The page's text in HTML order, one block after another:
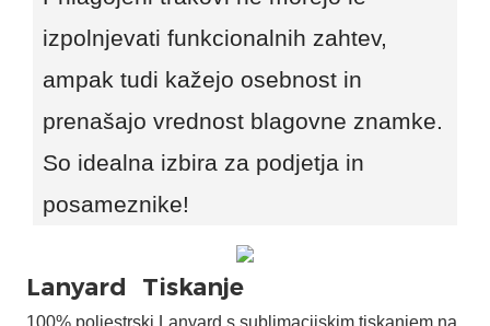
izpolnjevati funkcionalnih zahtev,
ampak tudi kažejo osebnost in
prenašajo vrednost blagovne znamke.
So idealna izbira za podjetja in
posameznike!
Lanyard Tiskanje
100% poliestrski Lanyard s sublimacijskim tiskanjem na